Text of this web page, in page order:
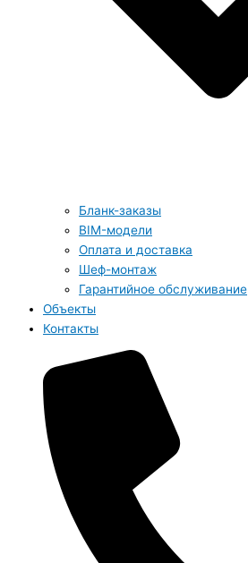
Бланк-заказы
BIM-модели
Оплата и доставка
Шеф-монтаж
Гарантийное обслуживание
Объекты
Контакты